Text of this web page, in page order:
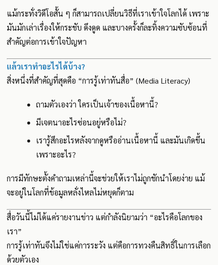
แม้กระทั่งวิดีโอสั้น ๆ ก็สามารถเปลี่ยนวิธีที่เราเข้าใจโลกได้ เพราะ
มันมักเล่าเรื่องให้กระชับ ดึงดูด และบางครั้งก็ละทิ้งความซับซ้อนที่
สำคัญต่อการเข้าใจปัญหา
แล้วเราทำอะไรได้บ้าง?
สิ่งหนึ่งที่สำคัญที่สุดคือ “การรู้เท่าทันสื่อ” (Media Literacy)
ถามตัวเองว่า ใครเป็นเจ้าของเนื้อหานี้?
มีเจตนาอะไรซ่อนอยู่หรือไม่?
เรารู้สึกอะไรหลังจากดูหรืออ่านเนื้อหานี้ และมันเกิดขึ้น
เพราะอะไร?
การมีทักษะตั้งคำถามเหล่านี้จะช่วยให้เราไม่ถูกชักนำโดยง่าย แม้
จะอยู่ในโลกที่ข้อมูลหลั่งไหลไม่หยุดก็ตาม
สื่อวันนี้ไม่ได้แค่รายงานข่าว แต่กำลังนิยามว่า “อะไรคือโลกของ
เรา”
การรู้เท่าทันจึงไม่ใช่แค่การระวัง แต่คือการทวงคืนสิทธิ์ในการเลือก
ด้วยตัวเอง